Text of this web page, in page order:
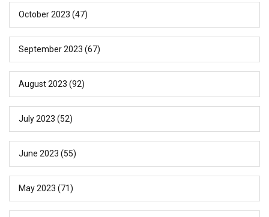
October 2023 (47)
September 2023 (67)
August 2023 (92)
July 2023 (52)
June 2023 (55)
May 2023 (71)